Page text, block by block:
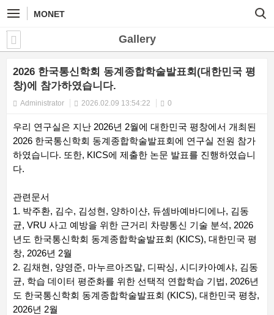
MONET
Gallery
2026 한국통신학회 동계종합학술발표회(대한민국 평
창)에 참가하였습니다.
Administrator 2026.02.09 13:54:22 0
우리 연구실은 지난 2026년 2월에 대한민국 평창에서 개최된
2026 한국통신학회 동계종합학술발표회에 연구실 전원 참가
하였습니다. 또한, KICS에 제출한 논문 발표를 진행하였습니
다.
관련문서
1. 박주환, 김수, 김성현, 양하이샨, 듀셈바예바디에나, 김동
균, VRU 사고 예방을 위한 근거리 차량통신 기술 분석, 2026
년도 한국통신학회 동계종합학술발표회 (KICS), 대한민국 평
창, 2026년 2월
2. 김채현, 양영준, 마누르아즈말, 디팍싱, 시디카아예샤, 김동
균, 학습 데이터 평준화를 위한 선택적 연합학습 기법, 2026년
도 한국통신학회 동계종합학술발표회 (KICS), 대한민국 평창,
2026년 2월